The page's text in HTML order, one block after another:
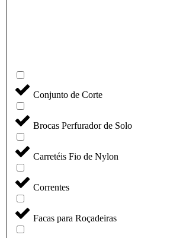
Conjunto de Corte
Brocas Perfurador de Solo
Carretéis Fio de Nylon
Correntes
Facas para Roçadeiras